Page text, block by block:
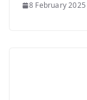
8 February 2025